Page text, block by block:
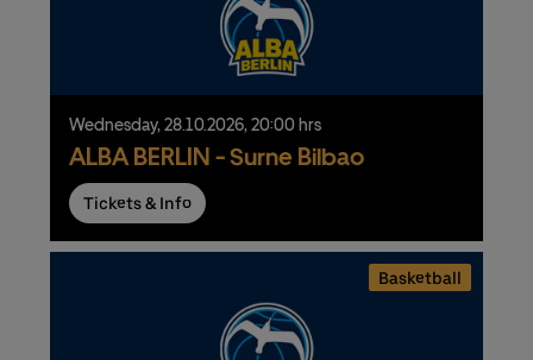
Wednesday,28.10.2026,20:00 hrs
ALBA BERLIN - Surne Bilbao
Tickets & Info
Basketball